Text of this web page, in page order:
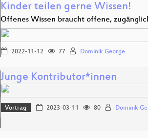
Kinder teilen gerne Wissen!
Offenes Wissen braucht offene,
2022-11-12 77 Dominik George
Junge Kontributor*innen
Vortrag 2023-03-11 80 Dominik